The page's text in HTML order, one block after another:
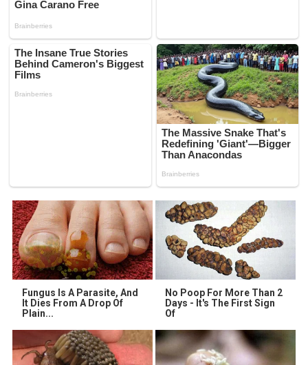
Fungus Is A Parasite, And
It Dies From A Drop Of
Plain...
No Poop For More Than 2
Days - It's The First Sign
Of